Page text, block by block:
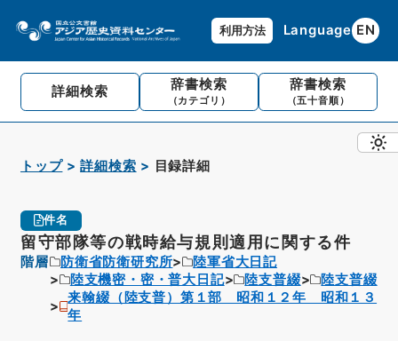
利用方法 Language EN
詳細検索 辞書検索
（カテゴリ）
辞書検索
（五十音順）
トップ 詳細検索 目録詳細
件名
留守部隊等の戦時給与規則適用に関する件
階層 防衛省防衛研究所
陸軍省大日記
陸支機密・密・普大日記
陸支普綴
陸支普綴
来翰綴（陸支普）第１部 昭和１２年 昭和１３
年